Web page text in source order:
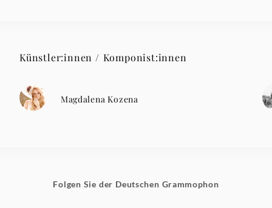
Künstler:innen / Komponist:innen
Magdalena Kozena
Folgen Sie der Deutschen Grammophon